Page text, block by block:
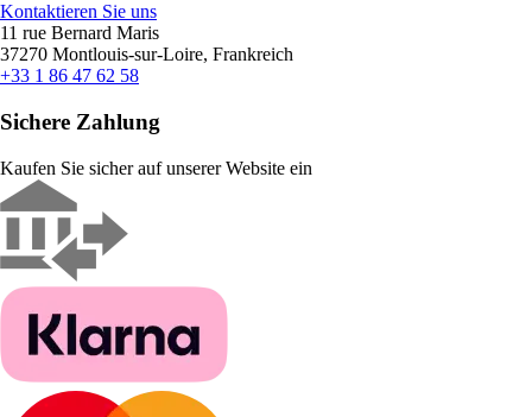
Kontaktieren Sie uns
11 rue Bernard Maris
37270 Montlouis-sur-Loire, Frankreich
+33 1 86 47 62 58
Sichere Zahlung
Kaufen Sie sicher auf unserer Website ein